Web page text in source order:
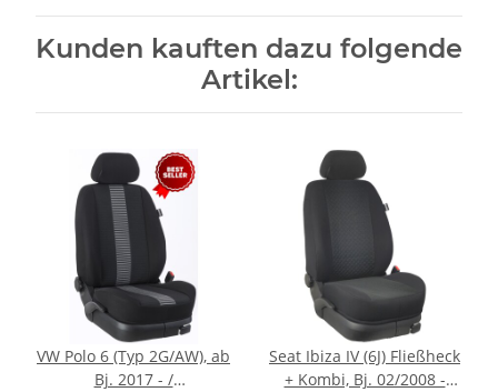
Kunden kauften dazu folgende
Artikel:
VW Polo 6 (Typ 2G/AW), ab
Bj. 2017 - /
Seat Ibiza IV (6J) Fließheck
+ Kombi, Bj. 02/2008 -